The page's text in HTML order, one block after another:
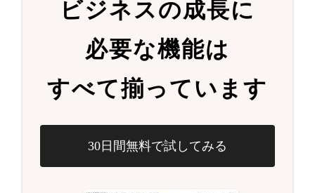
ビジネスの成長に
必要な機能は
すべて揃っています
30日間無料で試してみる